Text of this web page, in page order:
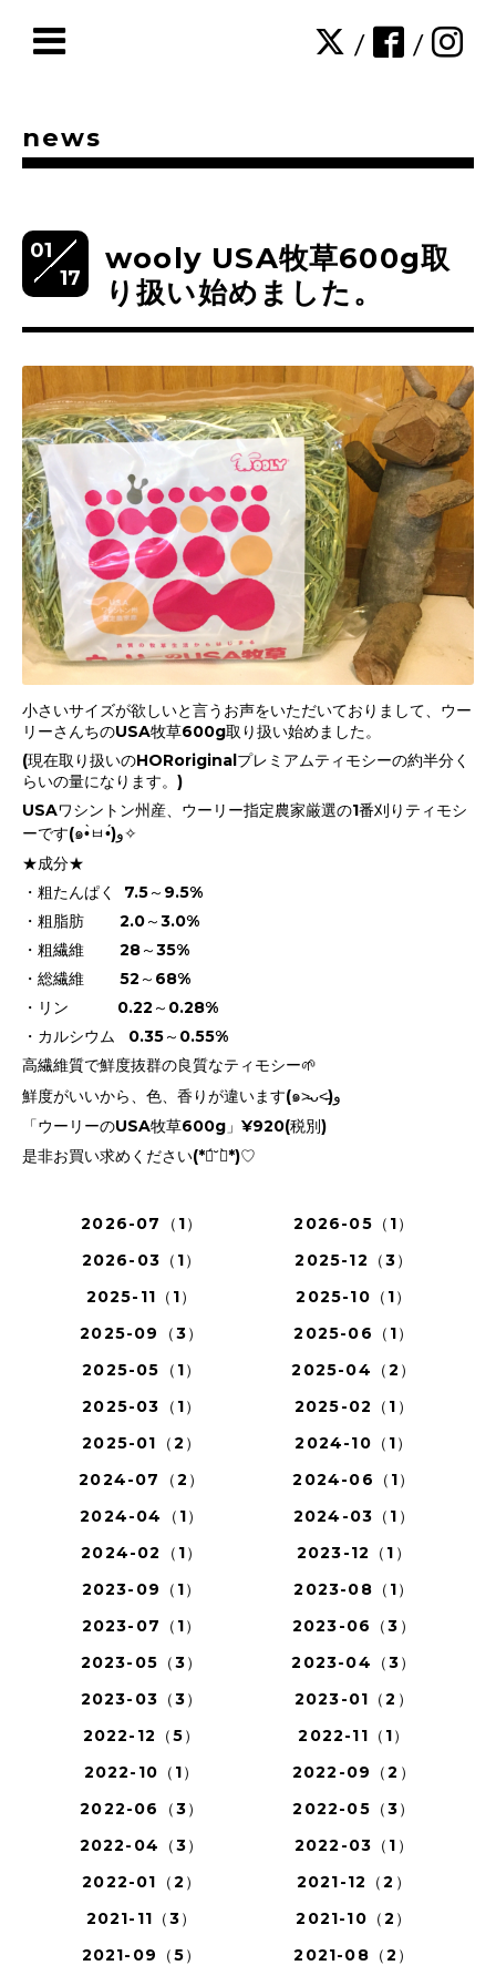
/ /
news
01
17
wooly USA牧草600g取
り扱い始めました。
小さいサイズが欲しいと言うお声をいただいておりまして、ウー
リーさんちのUSA牧草600g取り扱い始めました。
(現在取り扱いのHORoriginalプレミアムティモシーの約半分く
らいの量になります。)
USAワシントン州産、ウーリー指定農家厳選の1番刈りティモシ
ーです(๑•̀ㅂ•́)و✧
★成分★
・粗たんぱく 7.5～9.5%
・粗脂肪 2.0～3.0%
・粗繊維 28～35%
・総繊維 52～68%
・リン 0.22～0.28%
・カルシウム 0.35～0.55%
高繊維質で鮮度抜群の良質なティモシー🌱
鮮度がいいから、色、香りが違います(๑˃̵ᴗ˂̵)و
「ウーリーのUSA牧草600g」¥920(税別)
是非お買い求めください(*ฅ́˘ฅ̀*)♡
2026-07（1）
2026-05（1）
2026-03（1）
2025-12（3）
2025-11（1）
2025-10（1）
2025-09（3）
2025-06（1）
2025-05（1）
2025-04（2）
2025-03（1）
2025-02（1）
2025-01（2）
2024-10（1）
2024-07（2）
2024-06（1）
2024-04（1）
2024-03（1）
2024-02（1）
2023-12（1）
2023-09（1）
2023-08（1）
2023-07（1）
2023-06（3）
2023-05（3）
2023-04（3）
2023-03（3）
2023-01（2）
2022-12（5）
2022-11（1）
2022-10（1）
2022-09（2）
2022-06（3）
2022-05（3）
2022-04（3）
2022-03（1）
2022-01（2）
2021-12（2）
2021-11（3）
2021-10（2）
2021-09（5）
2021-08（2）